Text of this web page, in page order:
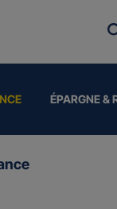
ÉPARGNE &